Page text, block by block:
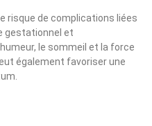
risque de complications liées
gestationnel et
le sommeil et la force
également favoriser une